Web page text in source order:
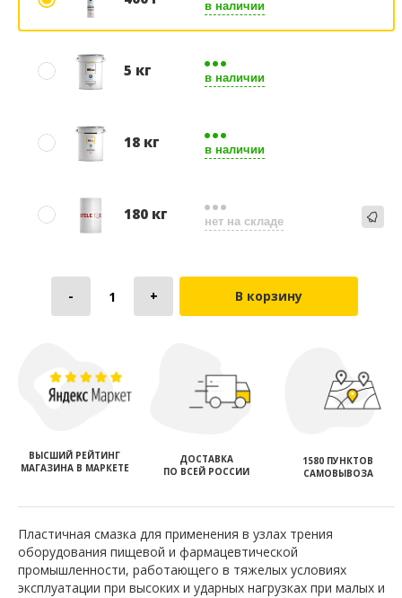
в наличии
5 кг в наличии
18 кг в наличии
180 кг нет на складе
В корзину
ВЫСШИЙ РЕЙТИНГ
МАГАЗИНА В МАРКЕТЕ
ДОСТАВКА
ПО ВСЕЙ РОССИИ
1580 ПУНКТОВ
САМОВЫВОЗА
Пластичная смазка для применения в узлах трения
оборудования пищевой и фармацевтической
промышленности, работающего в тяжелых условиях
эксплуатации при высоких и ударных нагрузках при малых и